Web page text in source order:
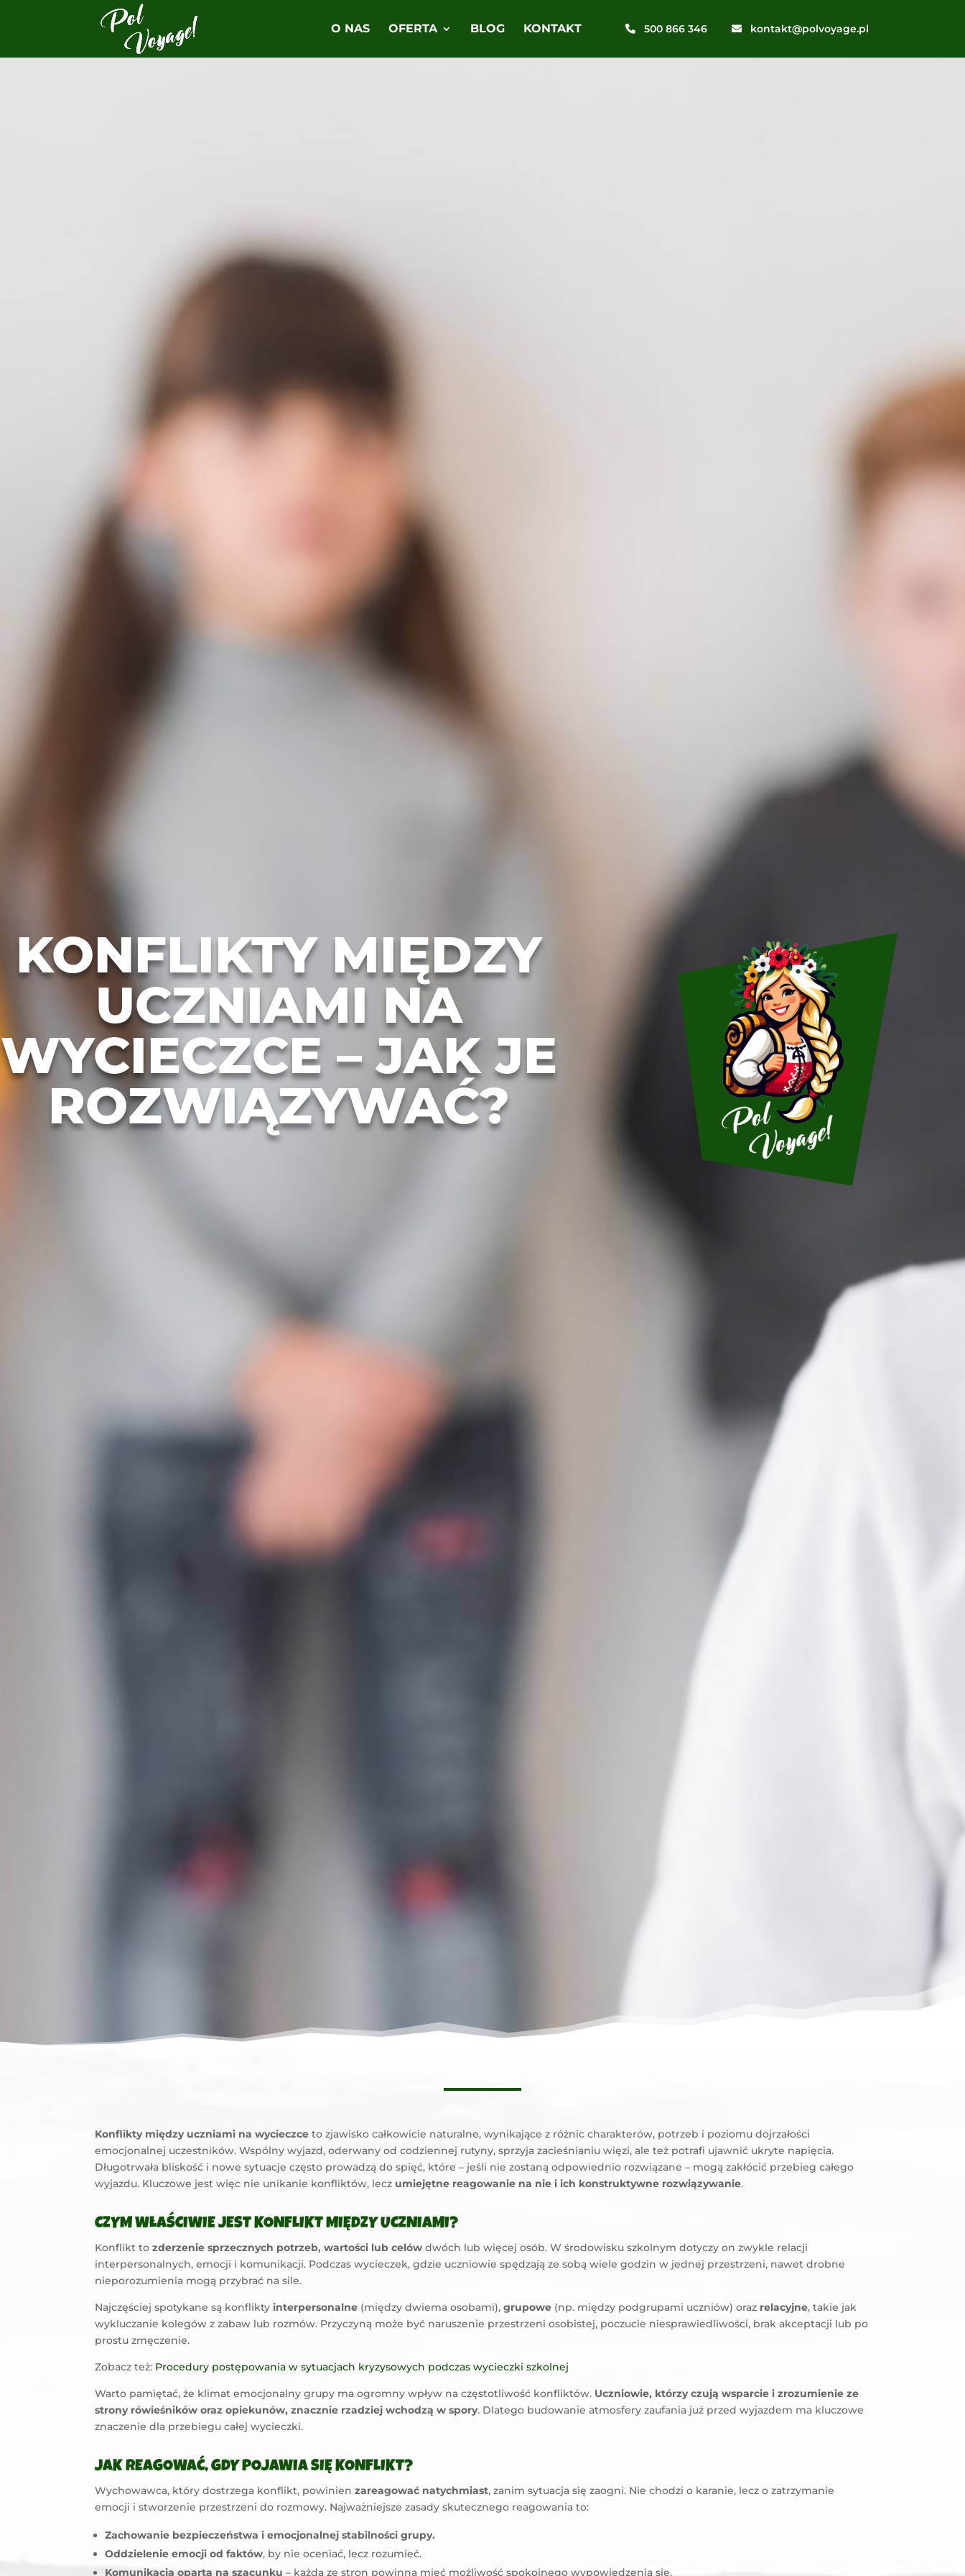
O NAS OFERTA BLOG KONTAKT 500 866 346 kontakt@polvoyage.pl
KONFLIKTY MIĘDZY
UCZNIAMI NA
WYCIECZCE – JAK JE
ROZWIĄZYWAĆ?
Konflikty między uczniami na wycieczce to zjawisko całkowicie naturalne, wynikające z różnic charakterów, potrzeb i poziomu dojrzałości
emocjonalnej uczestników. Wspólny wyjazd, oderwany od codziennej rutyny, sprzyja zacieśnianiu więzi, ale też potrafi ujawnić ukryte napięcia.
Długotrwała bliskość i nowe sytuacje często prowadzą do spięć, które – jeśli nie zostaną odpowiednio rozwiązane – mogą zakłócić przebieg całego
wyjazdu. Kluczowe jest więc nie unikanie konfliktów, lecz umiejętne reagowanie na nie i ich konstruktywne rozwiązywanie.
CZYM WŁAŚCIWIE JEST KONFLIKT MIĘDZY UCZNIAMI?
Konflikt to zderzenie sprzecznych potrzeb, wartości lub celów dwóch lub więcej osób. W środowisku szkolnym dotyczy on zwykle relacji
interpersonalnych, emocji i komunikacji. Podczas wycieczek, gdzie uczniowie spędzają ze sobą wiele godzin w jednej przestrzeni, nawet drobne
nieporozumienia mogą przybrać na sile.
Najczęściej spotykane są konflikty interpersonalne (między dwiema osobami), grupowe (np. między podgrupami uczniów) oraz relacyjne, takie jak
wykluczanie kolegów z zabaw lub rozmów. Przyczyną może być naruszenie przestrzeni osobistej, poczucie niesprawiedliwości, brak akceptacji lub po
prostu zmęczenie.
Zobacz też: Procedury postępowania w sytuacjach kryzysowych podczas wycieczki szkolnej
Warto pamiętać, że klimat emocjonalny grupy ma ogromny wpływ na częstotliwość konfliktów. Uczniowie, którzy czują wsparcie i zrozumienie ze
strony rówieśników oraz opiekunów, znacznie rzadziej wchodzą w spory. Dlatego budowanie atmosfery zaufania już przed wyjazdem ma kluczowe
znaczenie dla przebiegu całej wycieczki.
JAK REAGOWAĆ, GDY POJAWIA SIĘ KONFLIKT?
Wychowawca, który dostrzega konflikt, powinien zareagować natychmiast, zanim sytuacja się zaogni. Nie chodzi o karanie, lecz o zatrzymanie
emocji i stworzenie przestrzeni do rozmowy. Najważniejsze zasady skutecznego reagowania to:
Zachowanie bezpieczeństwa i emocjonalnej stabilności grupy.
Oddzielenie emocji od faktów, by nie oceniać, lecz rozumieć.
Komunikacja oparta na szacunku – każda ze stron powinna mieć możliwość spokojnego wypowiedzenia się.